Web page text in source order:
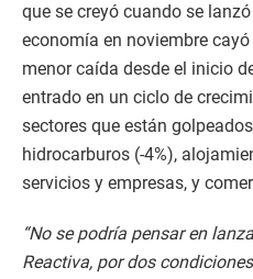
que se creyó cuando se
economía en noviembre cayó
menor caída desde el inicio
entrado en un ciclo de
sectores que están
hidrocarburos (-4%),
servicios y empresas, y
“No se podría pensar en
Reactiva, por dos